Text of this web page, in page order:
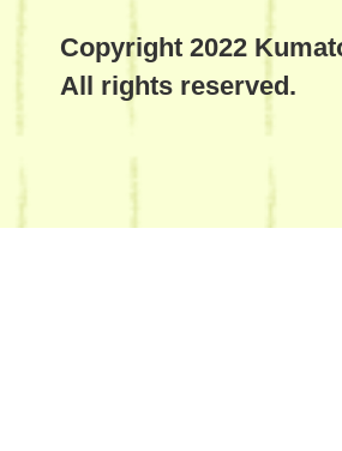
Copyright 2022
All rights reserved.